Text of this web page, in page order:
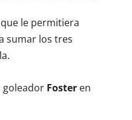
le permitiera
sumar los tres
goleador Foster en